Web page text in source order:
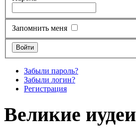
Запомнить меня
Забыли пароль?
Забыли логин?
Регистрация
Великие иудеи